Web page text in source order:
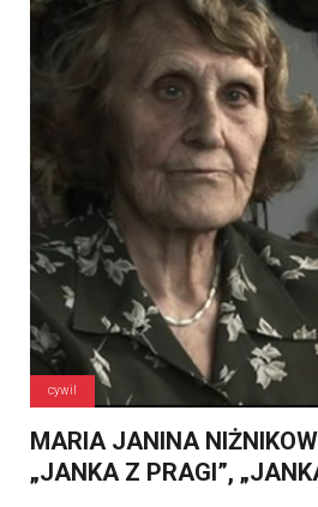
cywil
MARIA JANINA
„JANKA Z PRAGI”,